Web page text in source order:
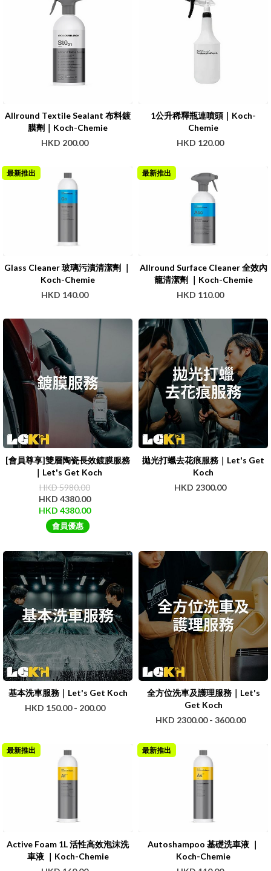
Allround Textile Sealant 布料鍍
膜劑｜Koch-Chemie
HKD 200.00
1公升稀釋瓶連噴頭｜Koch-
Chemie
HKD 120.00
Glass Cleaner 玻璃污漬清潔劑 ｜
Koch-Chemie
HKD 140.00
最新推出
Allround Surface Cleaner 全效內
籠清潔劑 ｜Koch-Chemie
HKD 110.00
最新推出
[會員尊享]雙層陶瓷長效鍍膜服務
｜Let's Get Koch
HKD 5980.00
HKD 4380.00
HKD 4380.00
會員優惠
拋光打蠟去花痕服務｜Let's Get
Koch
HKD 2300.00
基本洗車服務｜Let's Get Koch
HKD 150.00 - 200.00
全方位洗車及護理服務｜Let's
Get Koch
HKD 2300.00 - 3600.00
Active Foam 1L 活性高效泡沫洗
車液 ｜Koch-Chemie
最新推出
Autoshampoo 基礎洗車液 ｜
Koch-Chemie
最新推出